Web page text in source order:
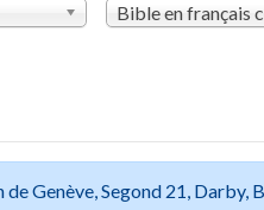
Bible en français
Genève, Segond 21, Darby,